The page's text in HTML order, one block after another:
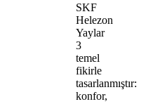
SKF
Helezon
Yaylar
3
temel
fikirle
tasarlanmıştır:
konfor,